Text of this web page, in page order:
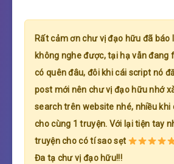
Rất cảm ơn chư vị đạo hữu đã báo
không nghe được, tại hạ vẫn đang
có quên đâu, đôi khi cái script nó
post mới nên chư vị đạo hữu nhớ
search trên website nhé, nhiều khi
cho cùng 1 truyện. Với lại tiện tay
truyện cho có tí sao sẹt
Đa tạ chư vị đạo hữu!!!